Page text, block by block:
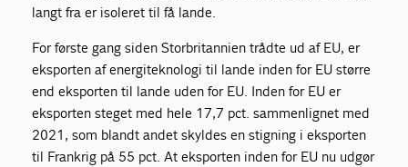
langt fra er isoleret til få lande.
For første gang siden Storbritannien trådte ud af EU, er
eksporten af energiteknologi til lande inden for EU større
end eksporten til lande uden for EU. Inden for EU er
eksporten steget med hele 17,7 pct. sammenlignet med
2021, som blandt andet skyldes en stigning i eksporten
til Frankrig på 55 pct. At eksporten inden for EU nu udgør